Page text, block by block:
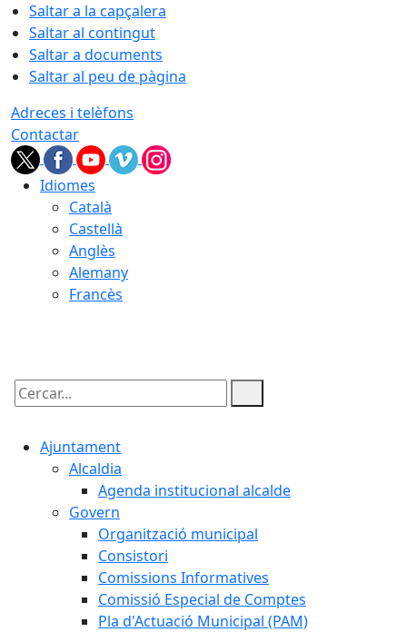
Saltar a la capçalera
Saltar al contingut
Saltar a documents
Saltar al peu de pàgina
Adreces i telèfons
Contactar
Idiomes
Català
Castellà
Anglès
Alemany
Francès
Cercar:
Ajuntament
Alcaldia
Agenda institucional alcalde
Govern
Organització municipal
Consistori
Comissions Informatives
Comissió Especial de Comptes
Pla d'Actuació Municipal (PAM)